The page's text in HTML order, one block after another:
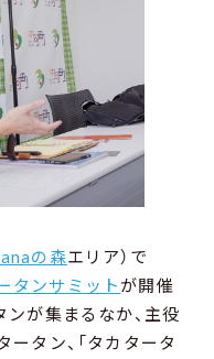
の森エリア）で
タンサミット が開催
が集まるなか、主役
タン、「タカタータ